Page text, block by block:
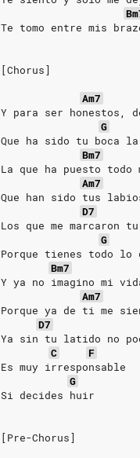
Te tomo entre mis
[Chorus]
Am7
Y para ser honestos,
G
Que ha sido tu boca la
Bm7
La que ha puesto todo
Am7
Que han sido tus
D7
Los que me marcaron
G
Porque tienes todo lo
Bm7
Y ya no imagino mi
Am7
Porque ya de ti me
D7
Ya sin tu latido no
C
F
Es muy irresponsable
G
Si decides huir
[Pre-Chorus]